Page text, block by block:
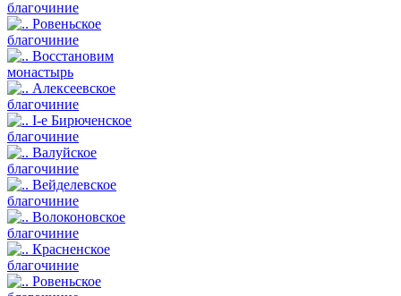
благочиние
Ровеньское
благочиние
Восстановим
монастырь
Алексеевское
благочиние
I-е Бирюченское
благочиние
Валуйское
благочиние
Вейделевское
благочиние
Волоконовское
благочиние
Красненское
благочиние
Ровеньское